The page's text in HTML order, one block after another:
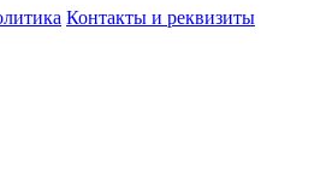
Контакты и реквизиты